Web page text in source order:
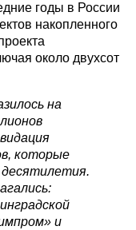
годы в России
накопленного
около двухсот
на
которые
десятилетия.
и